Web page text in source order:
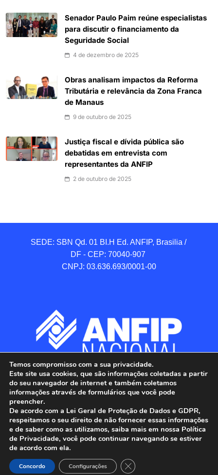
Senador Paulo Paim reúne especialistas
para discutir o financiamento da
Seguridade Social
4 de dezembro de 2025
Obras analisam impactos da Reforma
Tributária e relevância da Zona Franca
de Manaus
9 de outubro de 2025
Justiça fiscal e dívida pública são
debatidas em entrevista com
representantes da ANFIP
2 de outubro de 2025
SEDE: SBN Qd. 01 BI.H Ed. ANFIP, Brasilia /
DF - CEP: 70040-907
CNPJ: 03.636.693/0001-00
ANFIP - Associação Nacional dos Auditores
Fiscais da Receita Federal do Brasil.
Todos os Direitos Reservados.
Temos compromisso com a sua privacidade.
Este site usa cookies, que são informações coletadas a partir
do seu navegador de internet e também coletamos
informações através de formulários que você pode
preencher.
De acordo com a Lei Geral de Proteção de Dados e GDPR,
respeitamos o seu direito de não fornecer essas informações
e de saber como as utilizamos, saiba mais em nossa Política
de Privacidade, você pode continuar navegando se estiver
de acordo com ela.
Concordo Configurações Close GDPR Cookie Banner